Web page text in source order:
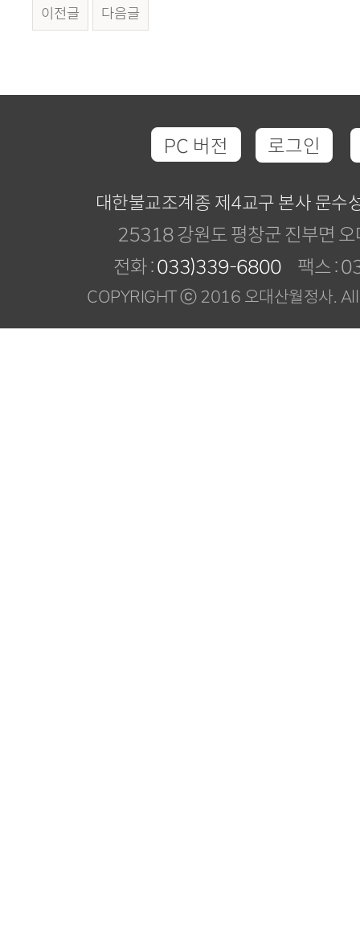
이전글 다음글
PC 버전 로그인
대한불교조계종 제4교구 본사 문수
25318 강원도 평창군 진부면
전화 :033)339-6800 팩스 :
COPYRIGHT ⓒ 2016 오대산월정사.